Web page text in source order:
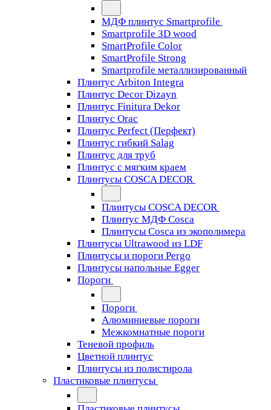
МДФ плинтус Smartprofile
Smartprofile 3D wood
SmartProfile Color
SmartProfile Strong
Smartprofile металлизированный
Плинтус Arbiton Integra
Плинтус Decor Dizayn
Плинтус Finitura Dekor
Плинтус Orac
Плинтус Perfect (Перфект)
Плинтус гибкий Salag
Плинтус для труб
Плинтус с мягким краем
Плинтусы COSCA DECOR
Плинтусы COSCA DECOR
Плинтус МДФ Cosca
Плинтусы Cosca из экополимера
Плинтусы Ultrawood из LDF
Плинтусы и пороги Pergo
Плинтусы напольные Egger
Пороги
Пороги
Алюминиевые пороги
Межкомнатные пороги
Теневой профиль
Цветной плинтус
Плинтусы из полистирола
Пластиковые плинтусы